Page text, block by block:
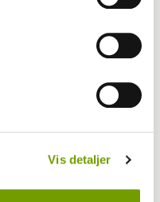
Vis detaljer